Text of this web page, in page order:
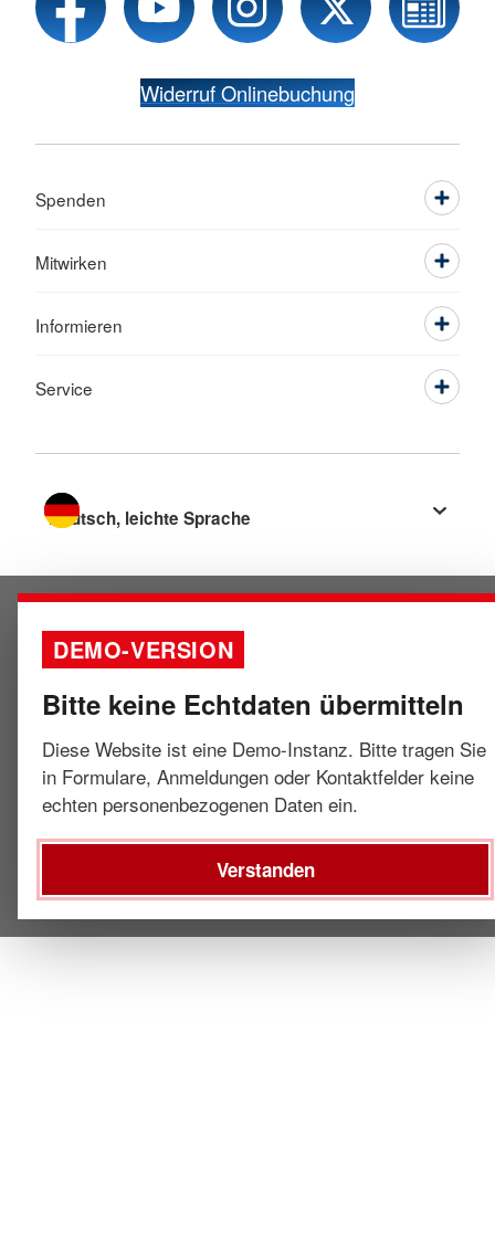
Widerruf Onlinebuchung
Spenden
Mitwirken
Informieren
Service
Sprache wechseln zu
DEMO-VERSION
Bitte keine Echtdaten übermitteln
Diese Website ist eine Demo-Instanz. Bitte tragen Sie
in Formulare, Anmeldungen oder Kontaktfelder keine
echten personenbezogenen Daten ein.
Verstanden